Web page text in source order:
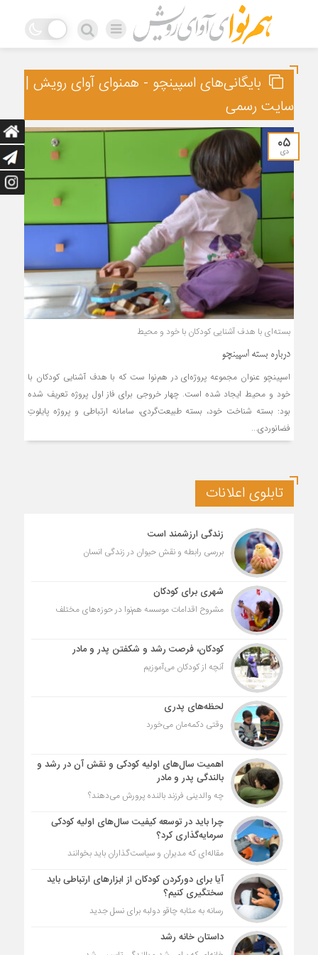
بایگانی‌های اسپینچو - همنوای آوای رویش |
سایت رسمی
۰۵
دی
بسته‌ای با هدف آشنایی کودکان با خود و محیط
درباره بسته اسپینچو
اسپینچو عنوان مجموعه پروژه‌ای در هم‌نوا ست که با هدف آشنایی کودکان با
خود و محیط ایجاد شده است. چهار خروجی برای فاز اول پروژه تعریف شده
بود: بسته شناخت خود، بسته طبیعت‌گردی، سامانه ارتباطی و پروژه پایلوتِ
فضانوردی...
تابلوی اعلانات
زندگی ارزشمند است
بررسی رابطه و نقش حیوان در زندگی انسان
شهری برای کودکان
مشروح اقدامات موسسه هم‌نوا در حوزه‌های مختلف
کودکان، فرصت رشد و شکفتن پدر و مادر
آنچه از کودکان می‌آموزیم
لحظه‌های پدری
وقتی دکمه‌مان می‌خورد
اهمیت سال‌های اولیه کودکی و نقش آن در رشد و
بالندگی پدر و مادر
چه والدینی فرزند بالنده پرورش می‌دهند؟
چرا باید در توسعه کیفیت سال‌های اولیه کودکی
سرمایه‌گذاری کرد؟
مقاله‌ای که مدیران و سیاست‌گذاران باید بخوانند
آیا برای دورکردن کودکان از ابزارهای ارتباطی باید
سختگیری کنیم؟
رسانه به مثابه چاقو دولبه برای نسل جدید
داستان خانه رشد